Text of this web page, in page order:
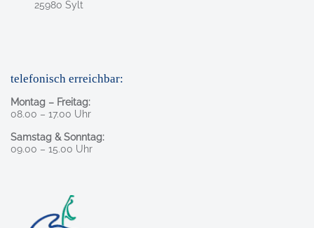
25980 , 2 5 9 8 0
Sylt
telefonisch erreichbar:
Montag – Freitag:
08.00 – 17.00 Uhr
Samstag & Sonntag:
09.00 – 15.00 Uhr